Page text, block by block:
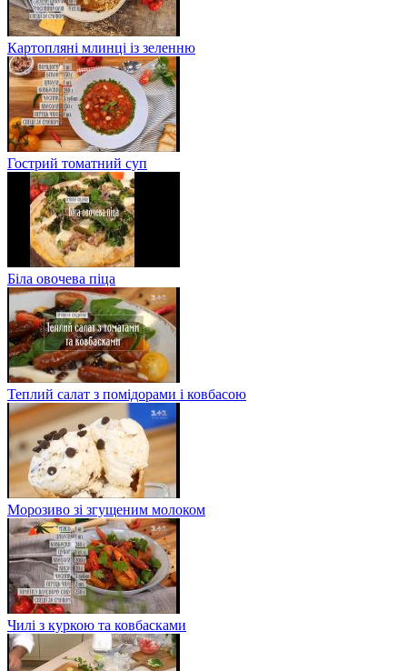
Картопляні млинці із зеленню
Гострий томатний суп
Біла овочева піца
Теплий салат з помідорами і ковбасою
Морозиво зі згущеним молоком
Чилі з куркою та ковбасками